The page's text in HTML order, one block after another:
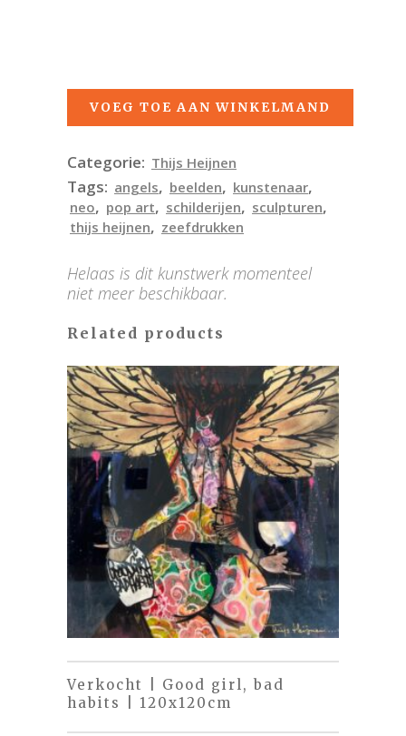
VOEG TOE AAN WINKELMAND
Categorie: Thijs Heijnen
Tags: angels, beelden, kunstenaar,
neo, pop art, schilderijen, sculpturen,
thijs heijnen, zeefdrukken
Helaas is dit kunstwerk momenteel
niet meer beschikbaar.
Related products
Verkocht | Good girl, bad
habits | 120x120cm